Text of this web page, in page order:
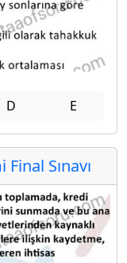
D E
Sınavı